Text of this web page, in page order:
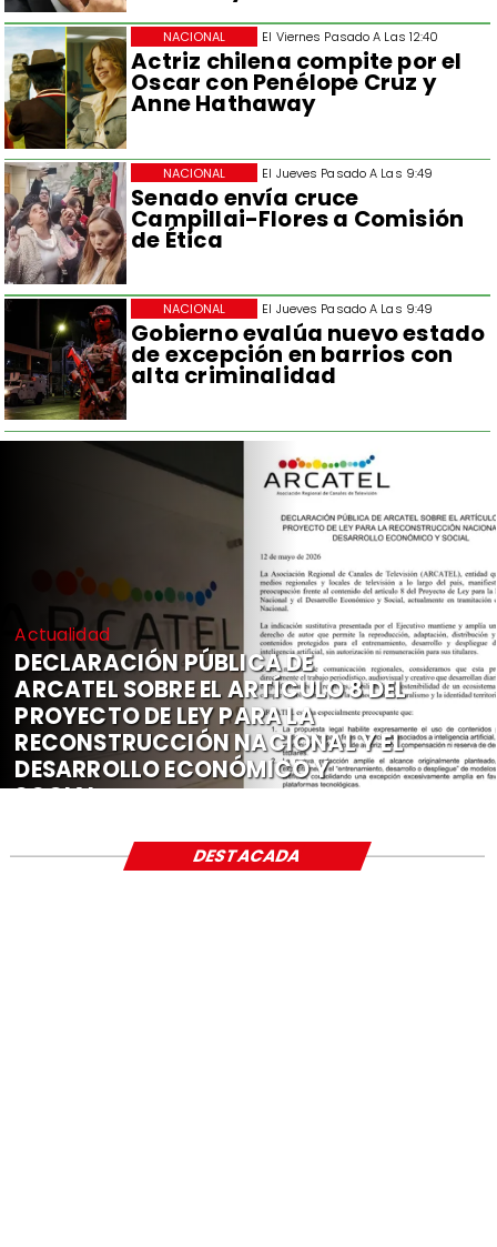
El Viernes Pasado A Las 12:40
Actriz chilena compite por el
Oscar con Penélope Cruz y
Anne Hathaway
NACIONAL
El Jueves Pasado A Las 9:49
Senado envía cruce
Campillai-Flores a Comisión
de Ética
NACIONAL
El Jueves Pasado A Las 9:49
Gobierno evalúa nuevo estado
de excepción en barrios con
alta criminalidad
NACIONAL
Actualidad
DECLARACIÓN PÚBLICA DE
ARCATEL SOBRE EL ARTÍCULO 8 DEL
PROYECTO DE LEY PARA LA
RECONSTRUCCIÓN NACIONAL Y EL
DESARROLLO ECONÓMICO Y
SOCIAL
DESTACADA